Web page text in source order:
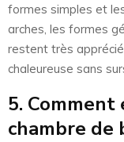
formes simples et
arches, les formes
restent très
chaleureuse sans
5.
chambre de